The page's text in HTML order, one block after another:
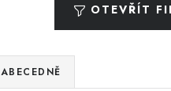
OTEVŘÍT
ABECEDNĚ